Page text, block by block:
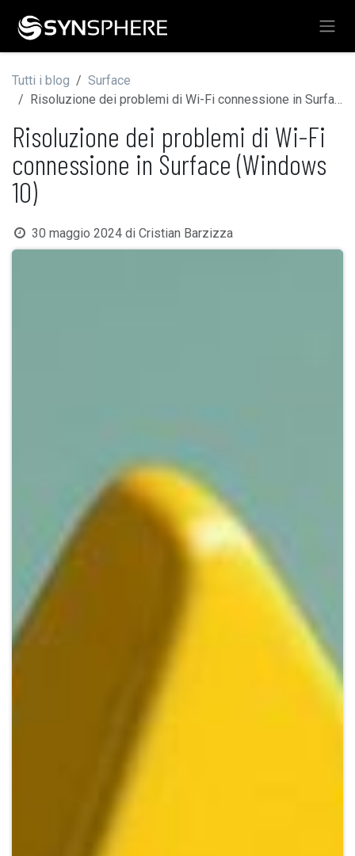
Tutti i blog
Surface
Risoluzione dei problemi di Wi-Fi connessione in Surface (Windows 10)
Risoluzione dei problemi di Wi-Fi
connessione in Surface (Windows
10)
30 maggio 2024 di Cristian Barzizza